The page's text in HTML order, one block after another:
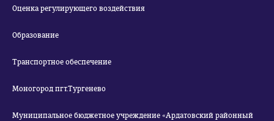
Оценка регулирующего воздействия
Образование
Транспортное обеспечение
Моногород пгт.Тургенево
Муниципальное бюджетное учреждение «Ардатовский районный